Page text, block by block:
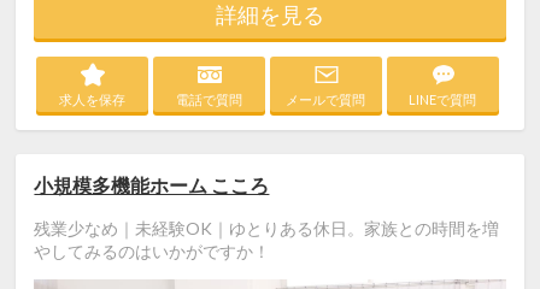
詳細を見る
求人を保存 電話で質問 メールで質問 LINEで質問
小規模多機能ホーム こころ
残業少なめ｜未経験OK｜ゆとりある休日。家族との時間を増
やしてみるのはいかがですか！